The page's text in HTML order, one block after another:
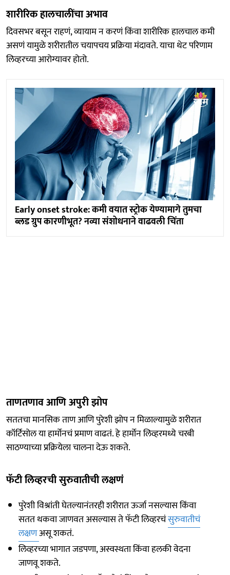
शारीरिक हालचालींचा अभाव
दिवसभर बसून राहणं, व्यायाम न करणं किंवा शारीरिक हालचाल कमी
असणं यामुळे शरीरातील चयापचय प्रक्रिया मंदावते. याचा थेट परिणाम
लिव्हरच्या आरोग्यावर होतो.
Early onset stroke: कमी वयात स्ट्रोक येण्यामागे तुमचा
ब्लड ग्रुप कारणीभूत? नव्या संशोधनाने वाढवली चिंता
ताणतणाव आणि अपुरी झोप
सततचा मानसिक ताण आणि पुरेशी झोप न मिळाल्यामुळे शरीरात
कॉर्टिसोल या हार्मोनचं प्रमाण वाढतं. हे हार्मोन लिव्हरमध्ये चरबी
साठण्याच्या प्रक्रियेला चालना देऊ शकते.
फॅटी लिव्हरची सुरुवातीची लक्षणं
पुरेशी विश्रांती घेतल्यानंतरही शरीरात ऊर्जा नसल्यास किंवा
सतत थकवा जाणवत असल्यास ते फॅटी लिव्हरचंसुरुवातीचं
लक्षणअसू शकतं.
लिव्हरच्या भागात जडपणा, अस्वस्थता किंवा हलकी वेदना
जाणवू शकते.